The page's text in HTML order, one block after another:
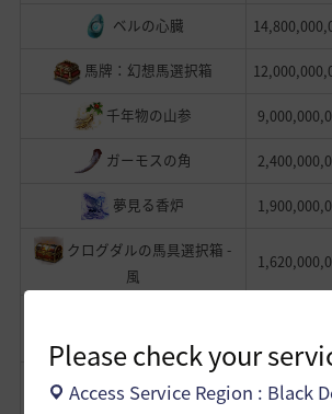
Please check your
Access Service Region : Black
ベルの心臓
馬牌：幻想馬選択箱
千年物の山参
ガーモスの角
夢見る香炉
クログダルの馬具選択箱 -
風
クログダルの馬具選択箱 -